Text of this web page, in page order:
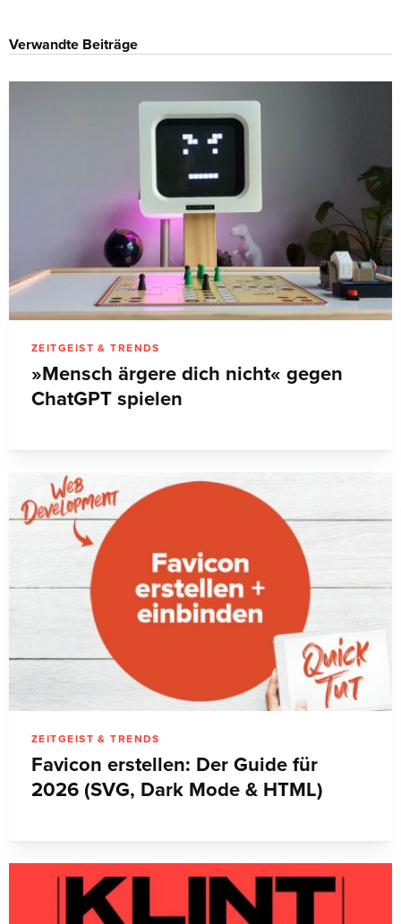
Verwandte Beiträge
ZEITGEIST & TRENDS
»Mensch ärgere dich nicht« gegen
ChatGPT spielen
ZEITGEIST & TRENDS
Favicon erstellen: Der Guide für
2026 (SVG, Dark Mode & HTML)